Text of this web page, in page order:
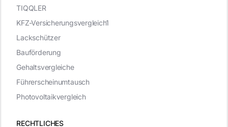
RECHTLICHES
TIQQLER
KFZ-Versicherungsvergleich1
Lackschützer
Bauförderung
Gehaltsvergleiche
Führerscheinumtausch
Photovoltaikvergleich